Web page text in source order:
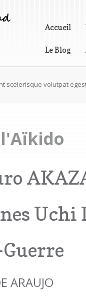
Accueil
Le Blog
pretium, odio est
Uchi
Guerre
ARAUJO